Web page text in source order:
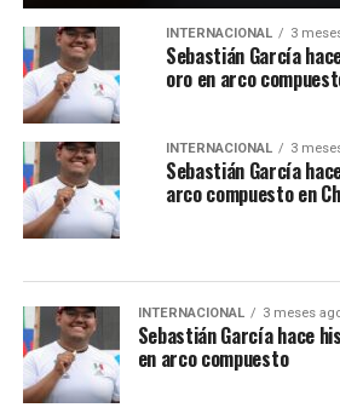
INTERNACIONAL 3
Sebastián García
oro en arco
INTERNACIONAL 3
Sebastián García
arco compuesto en
INTERNACIONAL 3 meses
Sebastián García hace
en arco compuesto